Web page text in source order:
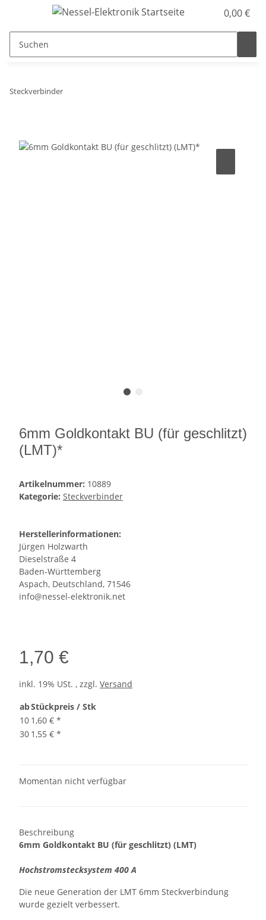
0,00 €
Steckverbinder
6mm Goldkontakt BU (für geschlitzt)
(LMT)*
Artikelnummer: 10889
Kategorie: Steckverbinder
Herstellerinformationen:
Jürgen Holzwarth
Dieselstraße 4
Baden-Württemberg
Aspach, Deutschland, 71546
info@nessel-elektronik.net
1,70 €
inkl. 19% USt. , zzgl. Versand
abStückpreis / Stk
10 1,60 € *
30 1,55 € *
Momentan nicht verfügbar
Beschreibung
6mm Goldkontakt BU (für geschlitzt) (LMT)
Hochstromstecksystem 400 A
Die neue Generation der LMT 6mm Steckverbindung
wurde gezielt verbessert.